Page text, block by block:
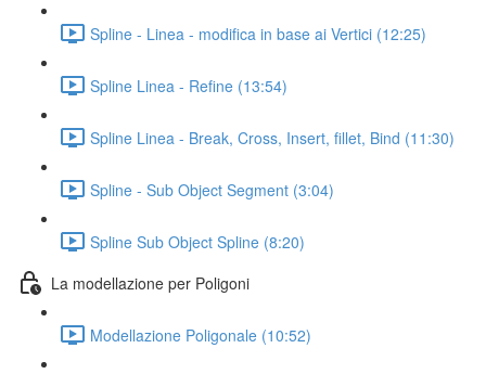
Spline - Linea - modifica in base ai Vertici (12:25)
Spline Linea - Refine (13:54)
Spline Linea - Break, Cross, Insert, fillet, Bind (11:30)
Spline - Sub Object Segment (3:04)
Spline Sub Object Spline (8:20)
La modellazione per Poligoni
Modellazione Poligonale (10:52)